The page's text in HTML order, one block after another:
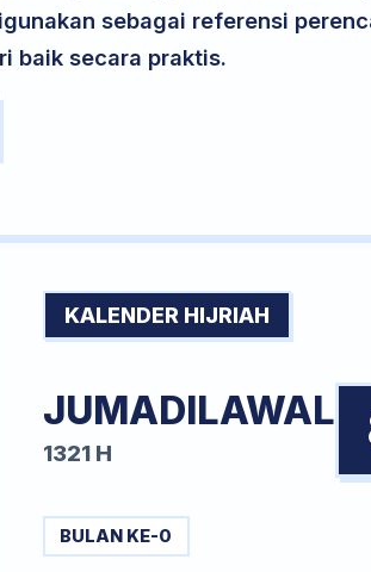
sebagai referensi
baik secara praktis.
KALENDER HIJRIAH
JUMADILAWAL
1321 H
BULAN KE-0